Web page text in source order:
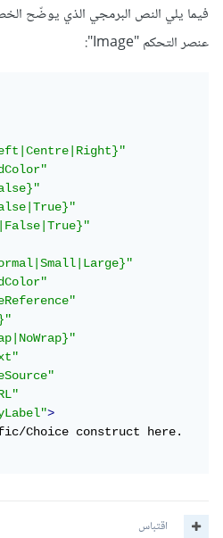
فيما يلي النص البرمجي الذي يوضّح
عنصر التحكم "Image":
>
اقتباس